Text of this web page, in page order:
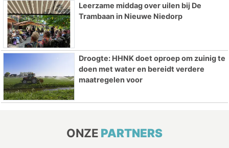
Leerzame middag over uilen bij De
Trambaan in Nieuwe Niedorp
Droogte: HHNK doet oproep om zuinig te
doen met water en bereidt verdere
maatregelen voor
ONZE PARTNERS